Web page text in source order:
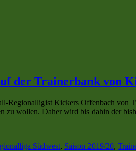
der Trainerbank von
Regionalligist Kickers Offenbach von
zu wollen. Daher wird bis dahin der
Südwest, Saison 2019/20,